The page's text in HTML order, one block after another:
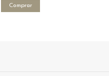
Comprar